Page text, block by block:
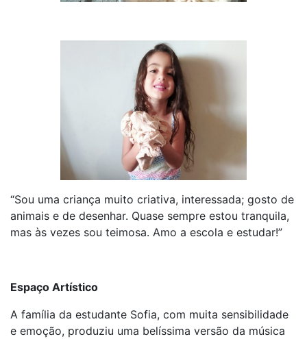
“Sou uma criança muito criativa, interessada; gosto de
animais e de desenhar. Quase sempre estou tranquila,
mas às vezes sou teimosa. Amo a escola e estudar!”
Espaço Artístico
A família da estudante Sofia, com muita sensibilidade
e emoção, produziu uma belíssima versão da música